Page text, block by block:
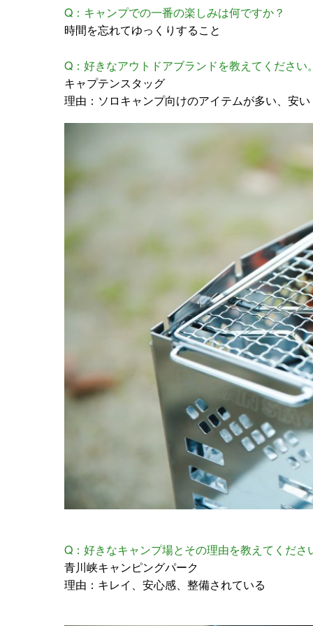
Q：キャンプでの一番の楽しみは何ですか？
時間を忘れてゆっくりすること
Q：好きなアウトドアブランドを教えてください
キャプテンスタッグ
理由：ソロキャンプ向けのアイテムが多い、安い
Q：好きなキャンプ場とその理由を教えてくださ
青川峡キャンピングパーク
理由：キレイ、安心感、整備されている